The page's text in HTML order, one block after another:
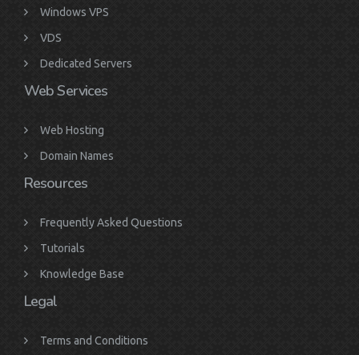
Windows VPS
VDS
Dedicated Servers
Web Services
Web Hosting
Domain Names
Resources
Frequently Asked Questions
Tutorials
Knowledge Base
Legal
Terms and Conditions